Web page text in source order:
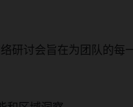
研讨会旨在为团队的每